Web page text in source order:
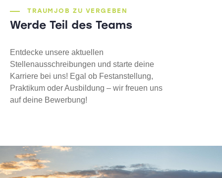
TRAUMJOB ZU VERGEBEN
Werde Teil des Teams
Entdecke unsere aktuellen
Stellenausschreibungen und starte deine
Karriere bei uns! Egal ob Festanstellung,
Praktikum oder Ausbildung – wir freuen uns
auf deine Bewerbung!